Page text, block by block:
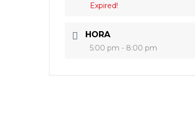
Expired!
HORA
5:00 pm - 8:00 pm